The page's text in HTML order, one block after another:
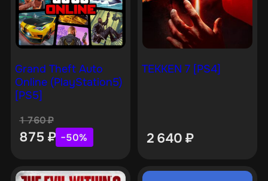
Grand Theft Auto
Online (PlayStation5)
[PS5]
1 760₽
875 ₽ −50%
TEKKEN 7 [PS4]
2 640 ₽